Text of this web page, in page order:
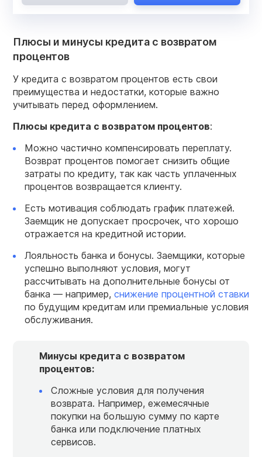
Плюсы и минусы кредита с возвратом
процентов
У кредита с возвратом процентов есть свои
преимущества и недостатки, которые важно
учитывать перед оформлением.
Плюсы кредита с возвратом процентов:
Можно частично компенсировать переплату.
Возврат процентов помогает снизить общие
затраты по кредиту, так как часть уплаченных
процентов возвращается клиенту.
Есть мотивация соблюдать график платежей.
Заемщик не допускает просрочек, что хорошо
отражается на кредитной истории.
Лояльность банка и бонусы. Заемщики, которые
успешно выполняют условия, могут
рассчитывать на дополнительные бонусы от
банка — например, снижение процентной ставки
по будущим кредитам или премиальные условия
обслуживания.
Минусы кредита с возвратом
процентов:
Сложные условия для получения
возврата. Например, ежемесячные
покупки на большую сумму по карте
банка или подключение платных
сервисов.